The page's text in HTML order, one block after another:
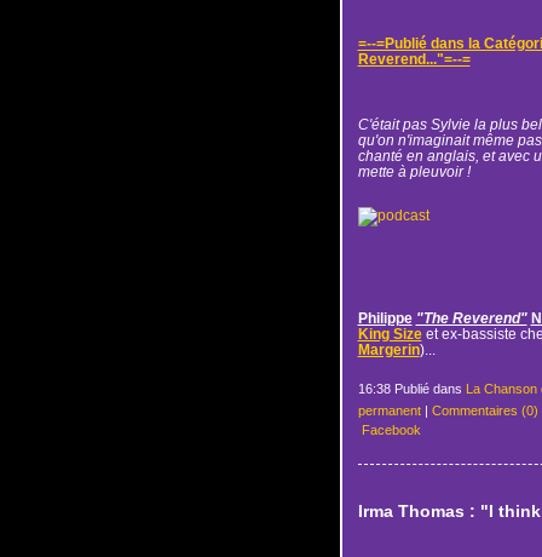
=--=Publié dans la
Reverend..."=--=
C'était pas Sylvie la plus
qu'on n'imaginait même
chanté en anglais, et avec
mette à pleuvoir !
Philippe "The Reverend"
King Sizeet ex-bassiste
Margerin)...
16:38 Publié dans La Chanson
permanent| Commentaires (0)
Facebook
Irma Thomas : "I